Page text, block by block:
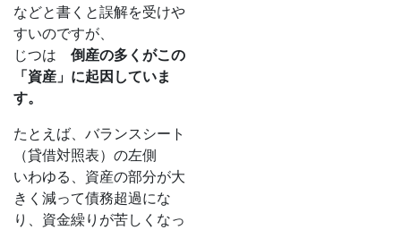
などと書くと誤解を受けや
すいのですが、
じつは 倒産の多くがこの
「資産」に起因していま
す。
たとえば、バランスシート
（貸借対照表）の左側
いわゆる、資産の部分が大
きく減って債務超過にな
り、資金繰りが苦しくなっ